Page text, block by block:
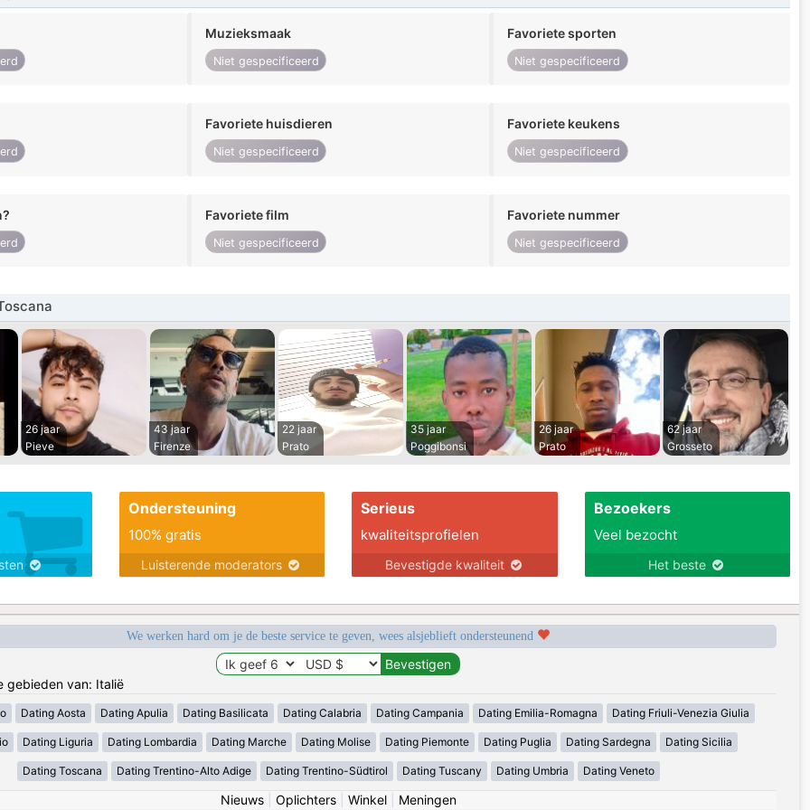
Muzieksmaak
Niet gespecificeerd
Favoriete sporten
Niet gespecificeerd
Favoriete huisdieren
Niet gespecificeerd
Favoriete keukens
Niet gespecificeerd
Favoriete film
Niet gespecificeerd
Favoriete nummer
Niet gespecificeerd
26 jaar
Pieve
43 jaar
Firenze
22 jaar
Prato
35 jaar
Poggibonsi
26 jaar
Prato
62 jaar
Grosseto
Ondersteuning
100% gratis
Luisterende moderators
Serieus
kwaliteitsprofielen
Bevestigde kwaliteit
Bezoekers
Veel bezocht
Het beste
We werken hard om je de beste service te geven, wees alsjeblieft ondersteunend
gebieden van: Italië
Dating Aosta Dating Apulia Dating Basilicata Dating Calabria Dating Campania Dating Emilia-Romagna Dating Friuli-Venezia Giulia
Dating Liguria Dating Lombardia Dating Marche Dating Molise Dating Piemonte Dating Puglia Dating Sardegna Dating Sicilia
Dating Toscana Dating Trentino-Alto Adige Dating Trentino-Südtirol Dating Tuscany Dating Umbria Dating Veneto
Nieuws| Oplichters| Winkel| Meningen